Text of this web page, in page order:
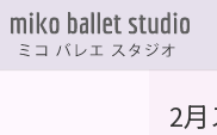
2